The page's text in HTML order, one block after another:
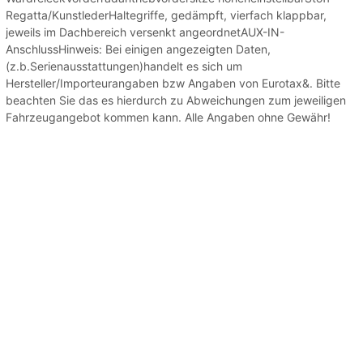
Regatta/KunstlederHaltegriffe, gedämpft, vierfach klappbar,
jeweils im Dachbereich versenkt angeordnetAUX-IN-
AnschlussHinweis: Bei einigen angezeigten Daten,
(z.b.Serienausstattungen)handelt es sich um
Hersteller/Importeurangaben bzw Angaben von Eurotax&. Bitte
beachten Sie das es hierdurch zu Abweichungen zum jeweiligen
Fahrzeugangebot kommen kann. Alle Angaben ohne Gewähr!